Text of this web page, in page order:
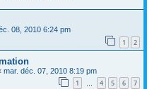
08, 2010 6:24 pm
1 2
mar. déc. 07, 2010 8:19 pm
1 4 5 6 7